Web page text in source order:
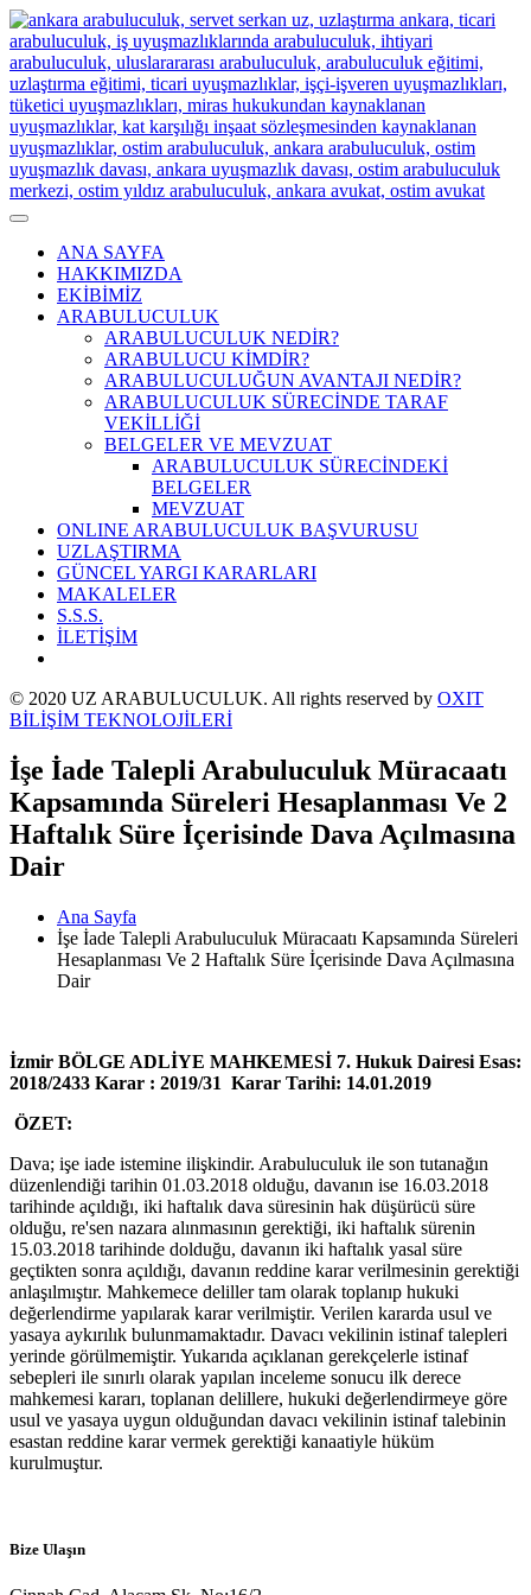
ANA SAYFA
HAKKIMIZDA
EKİBİMİZ
ARABULUCULUK
ARABULUCULUK NEDİR?
ARABULUCU KİMDİR?
ARABULUCULUĞUN AVANTAJI NEDİR?
ARABULUCULUK SÜRECİNDE TARAF
VEKİLLİĞİ
BELGELER VE MEVZUAT
ARABULUCULUK SÜRECİNDEKİ
BELGELER
MEVZUAT
ONLINE ARABULUCULUK BAŞVURUSU
UZLAŞTIRMA
GÜNCEL YARGI KARARLARI
MAKALELER
S.S.S.
İLETİŞİM
© 2020 UZ ARABULUCULUK. All rights reserved by OXIT
BİLİŞİM TEKNOLOJİLERİ
İşe İade Talepli Arabuluculuk Müracaatı
Kapsamında Süreleri Hesaplanması Ve 2
Haftalık Süre İçerisinde Dava Açılmasına
Dair
Ana Sayfa
İşe İade Talepli Arabuluculuk Müracaatı Kapsamında Süreleri
Hesaplanması Ve 2 Haftalık Süre İçerisinde Dava Açılmasına
Dair
İzmir BÖLGE ADLİYE MAHKEMESİ 7. Hukuk Dairesi Esas:
2018/2433 Karar : 2019/31 Karar Tarihi: 14.01.2019
ÖZET:
Dava; işe iade istemine ilişkindir. Arabuluculuk ile son tutanağın
düzenlendiği tarihin 01.03.2018 olduğu, davanın ise 16.03.2018
tarihinde açıldığı, iki haftalık dava süresinin hak düşürücü süre
olduğu, re'sen nazara alınmasının gerektiği, iki haftalık sürenin
15.03.2018 tarihinde dolduğu, davanın iki haftalık yasal süre
geçtikten sonra açıldığı, davanın reddine karar verilmesinin gerektiği
anlaşılmıştır. Mahkemece deliller tam olarak toplanıp hukuki
değerlendirme yapılarak karar verilmiştir. Verilen kararda usul ve
yasaya aykırılık bulunmamaktadır. Davacı vekilinin istinaf talepleri
yerinde görülmemiştir. Yukarıda açıklanan gerekçelerle istinaf
sebepleri ile sınırlı olarak yapılan inceleme sonucu ilk derece
mahkemesi kararı, toplanan delillere, hukuki değerlendirmeye göre
usul ve yasaya uygun olduğundan davacı vekilinin istinaf talebinin
esastan reddine karar vermek gerektiği kanaatiyle hüküm
kurulmuştur.
Bize Ulaşın